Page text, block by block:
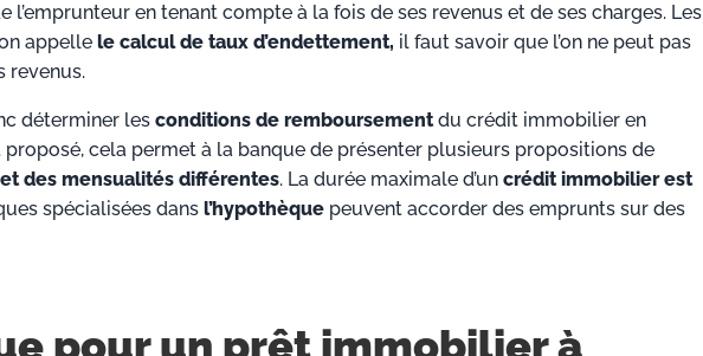
en tenant compte à la fois de ses revenus et de ses charges. Les
appelle le calcul de taux d’endettement, il faut savoir que l’on ne peut pas
revenus.
déterminer les conditions de remboursementdu crédit immobilier en
cela permet à la banque de présenter plusieurs propositions de
des mensualités différentes. La durée maximale d’un crédit immobilier est
spécialisées dans l’hypothèque peuvent accorder des emprunts sur des
pour un prêt immobilier à